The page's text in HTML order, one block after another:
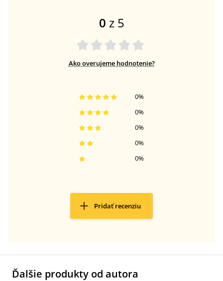
0 z 5
Ako overujeme hodnotenie?
0%
0%
0%
0%
0%
Pridať recenziu
Ďalšie produkty od autora